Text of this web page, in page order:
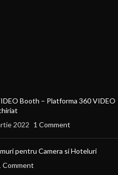
Booth – Platforma 360 VIDEO
2022 1 Comment
pentru Camera si Hoteluri
Comment